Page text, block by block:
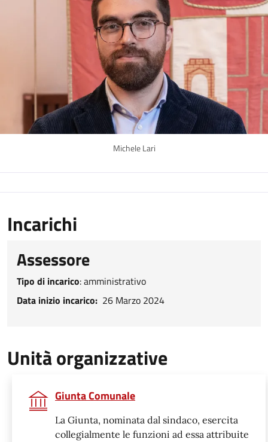
Michele Lari
Incarichi
Assessore
Tipo di incarico:amministrativo
Data inizio incarico Data inizio incarico
26 Marzo 2024
Unità organizzative
Giunta Comunale
La Giunta, nominata dal sindaco, esercita
collegialmente le funzioni ad essa attribuite